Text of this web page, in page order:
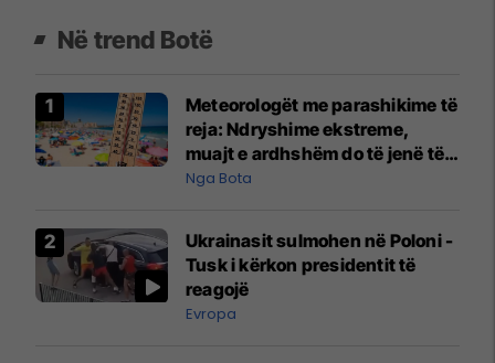
Në trend Botë
Meteorologët me parashikime të
reja: Ndryshime ekstreme,
muajt e ardhshëm do të jenë të
pazakontë
Nga Bota
Ukrainasit sulmohen në Poloni -
Tusk i kërkon presidentit të
reagojë
Evropa